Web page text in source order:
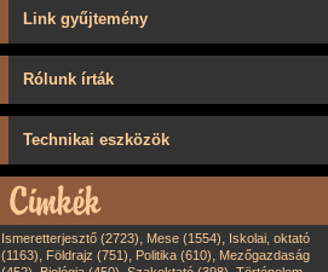
Link gyűjtemény
Rólunk írták
Technikai eszközök
Ismeretterjesztő (2723), Mese (1554), Iskolai, oktató
(1163), Földrajz (751), Politika (610), Mezőgazdaság